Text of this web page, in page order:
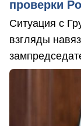
проверки
Ситуация с
взгляды